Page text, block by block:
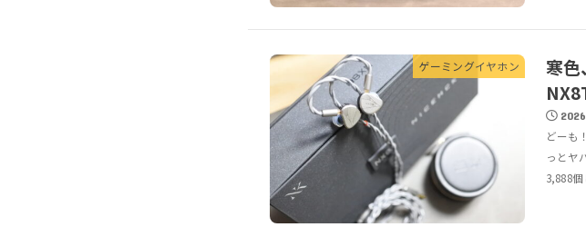
ゲーミングイヤホン
寒
どーも
っとヤ
3,888